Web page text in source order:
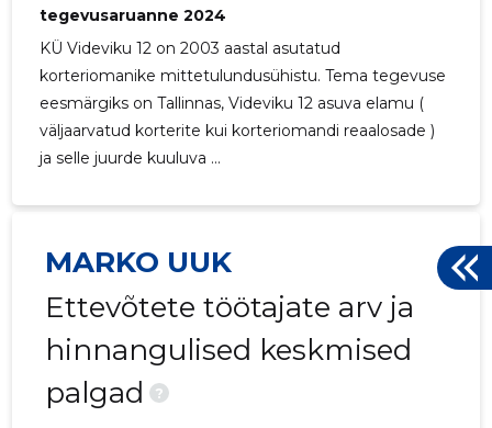
tegevusaruanne 2024
KÜ Videviku 12 on 2003 aastal asutatud
korteriomanike mittetulundusühistu. Tema tegevuse
eesmärgiks on Tallinnas, Videviku 12 asuva elamu (
väljaarvatud korterite kui korteriomandi reaalosade )
ja selle juurde kuuluva ...
MARKO UUK
Ettevõtete töötajate arv ja
hinnangulised keskmised
palgad
?